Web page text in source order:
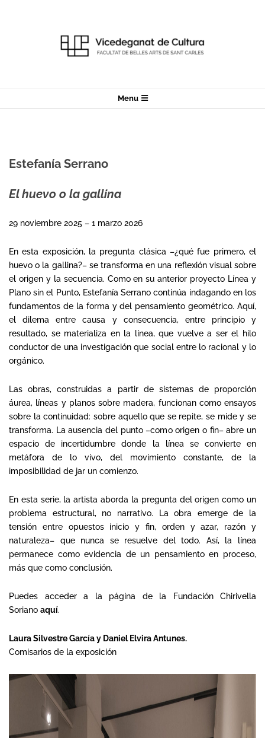
Navigation
Menu
Estefanía Serrano
El huevo o la gallina
29 noviembre 2025 – 1 marzo 2026
En esta exposición, la pregunta clásica –¿qué fue primero, el
huevo o la gallina?– se transforma en una reflexión visual sobre
el origen y la secuencia. Como en su anterior proyecto Línea y
Plano sin el Punto, Estefanía Serrano continúa indagando en los
fundamentos de la forma y del pensamiento geométrico. Aquí,
el dilema entre causa y consecuencia, entre principio y
resultado, se materializa en la línea, que vuelve a ser el hilo
conductor de una investigación que social entre lo racional y lo
orgánico.
Las obras, construidas a partir de sistemas de proporción
áurea, líneas y planos sobre madera, funcionan como ensayos
sobre la continuidad: sobre aquello que se repite, se mide y se
transforma. La ausencia del punto –como origen o fin– abre un
espacio de incertidumbre donde la línea se convierte en
metáfora de lo vivo, del movimiento constante, de la
imposibilidad de jar un comienzo.
En esta serie, la artista aborda la pregunta del origen como un
problema estructural, no narrativo. La obra emerge de la
tensión entre opuestos inicio y fin, orden y azar, razón y
naturaleza– que nunca se resuelve del todo. Así, la línea
permanece como evidencia de un pensamiento en proceso,
más que como conclusión.
Puedes acceder a la página de la Fundación Chirivella
Soriano aquí.
Laura Silvestre García y Daniel Elvira Antunes.
Comisarios de la exposición